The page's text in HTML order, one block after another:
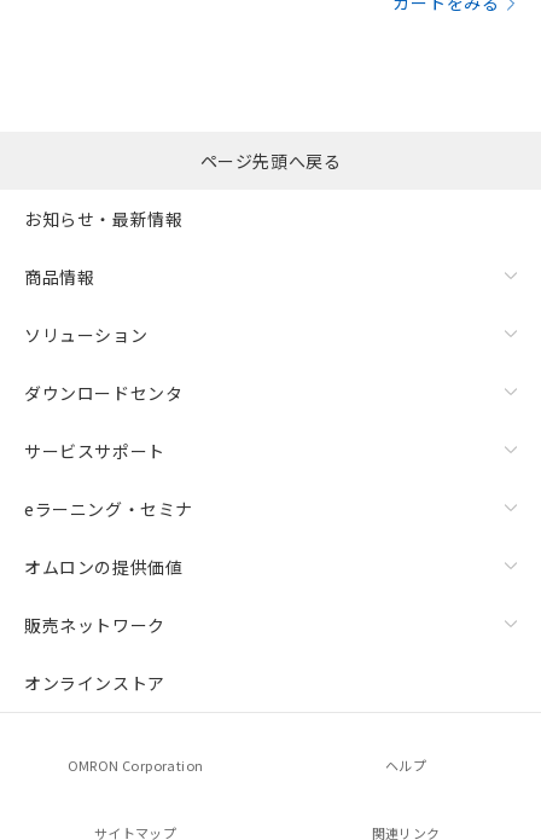
ページ先頭へ戻る
お知らせ・最新情報
商品情報
ソリューション
ダウンロードセンタ
サービスサポート
eラーニング・セミナ
オムロンの提供価値
販売ネットワーク
オンラインストア
OMRON Corporation ヘルプ
サイトマップ 関連リンク